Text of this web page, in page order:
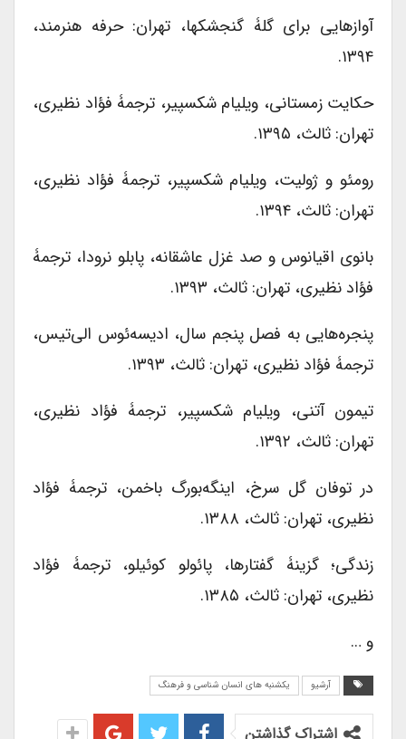
آوازهایی برای گلۀ گنجشک‎ها، تهران: حرفه هنرمند،
۱۳۹۴.
حکایت زمستانی، ویلیام شکسپیر، ترجمۀ فؤاد نظیری،
تهران: ثالث، ۱۳۹۵.
رومئو و ژولیت، ویلیام شکسپیر، ترجمۀ فؤاد نظیری،
تهران: ثالث، ۱۳۹۴.
ب‍ان‍وی‌ اق‍ی‍ان‍وس‌ و ص‍د غ‍زل‌ ع‍اش‍ق‍ان‍ه‌، پ‍اب‍ل‍و ن‍رودا، ترجمۀ
فؤاد نظیری، تهران: ثالث، ۱۳۹۳.
پنجره‌هایی به فصل پنجم سال، ادیسه‌ئوس الی‌تیس،
ترجمۀ فؤاد نظیری، تهران: ثالث، ۱۳۹۳.
تیمون آتنی، ویلیام شکسپیر، ترجمۀ فؤاد نظیری،
تهران: ثالث، ۱۳۹۲.
در توفان گل سرخ، اینگه‌بورگ باخمن، ترجمۀ فؤاد
نظیری، تهران: ثالث، ۱۳۸۸.
زندگی؛ گزینۀ گفتارها، پائولو کوئیلو، ترجمۀ فؤاد
نظیری، تهران: ثالث، ۱۳۸۵.
و …
آرشیو یکشنبه های انسان شناسی و فرهنگ
اشتراک گذاشتن